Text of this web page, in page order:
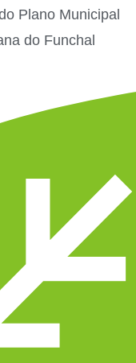
Plano Municipal
do Funchal